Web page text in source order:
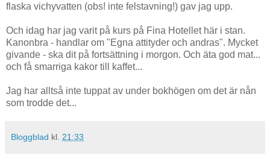
flaska vichyvatten (obs! inte felstavning!) gav jag upp.
Och idag har jag varit på kurs på Fina Hotellet här i stan.
Kanonbra - handlar om "Egna attityder och andras". Mycket
givande - ska dit på fortsättning i morgon. Och äta god mat...
och få smarriga kakor till kaffet...
Jag har alltså inte tuppat av under bokhögen om det är nån
som trodde det...
Bloggblad kl. 21:33